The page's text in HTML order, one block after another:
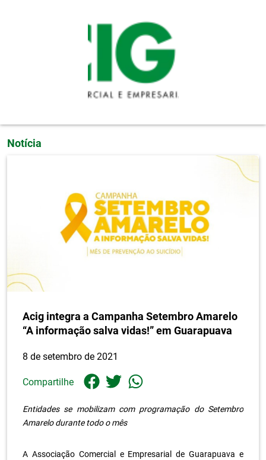
Notícia
Acig integra a Campanha Setembro Amarelo
“A informação salva vidas!” em Guarapuava
8 de setembro de 2021
Compartilhe
Entidades se mobilizam com programação do Setembro
Amarelo durante todo o mês
A Associação Comercial e Empresarial de Guarapuava e